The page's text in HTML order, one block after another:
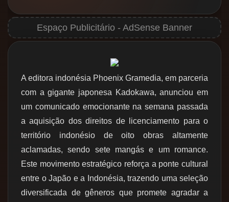
A editora indonésia Phoenix Gramedia, em parceria
com a gigante japonesa Kadokawa, anunciou em
um comunicado emocionante na semana passada
a aquisição dos direitos de licenciamento para o
território indonésio de oito obras altamente
aclamadas, sendo sete mangás e um romance.
Este movimento estratégico reforça a ponte cultural
entre o Japão e a Indonésia, trazendo uma seleção
diversificada de gêneros que promete agradar a